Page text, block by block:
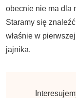
obecnie nie ma dla
Staramy się
właśnie w
jajnika.